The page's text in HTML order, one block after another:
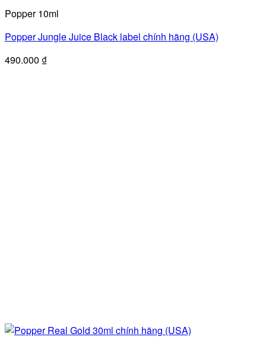
Popper 10ml
Popper Jungle Juice Black label chính hãng (USA)
490.000 ₫